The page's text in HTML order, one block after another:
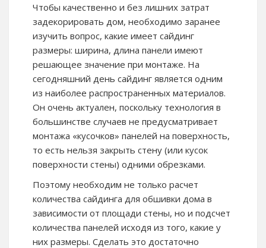
Чтобы качественно и без лишних затрат
задекорировать дом, необходимо заранее
изучить вопрос, какие имеет сайдинг
размеры: ширина, длина панели имеют
решающее значение при монтаже. На
сегодняшний день сайдинг является одним
из наиболее распространенных материалов.
Он очень актуален, поскольку технология в
большинстве случаев не предусматривает
монтажа «кусочков» панелей на поверхность,
то есть нельзя закрыть стену (или кусок
поверхности стены) одними обрезками.
Поэтому необходим не только расчет
количества сайдинга для обшивки дома в
зависимости от площади стены, но и подсчет
количества панелей исходя из того, какие у
них размеры. Сделать это достаточно